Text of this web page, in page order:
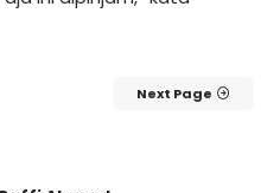
Next Page